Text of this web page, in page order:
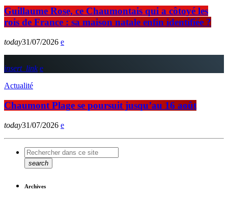
Guillaume Rose, ce Chaumontais qui a côtoyé les
rois de France : sa maison natale enfin identifiée ?
today31/07/2026
insert_link
Actualité
Chaumont Plage se poursuit jusqu’au 16 août
today31/07/2026
search
Archives